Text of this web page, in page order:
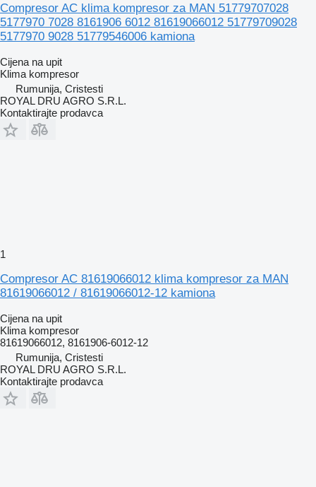
Compresor AC klima kompresor za MAN 51779707028
5177970 7028 8161906 6012 81619066012 51779709028
5177970 9028 51779546006 kamiona
Cijena na upit
Klima kompresor
Rumunija, Cristesti
ROYAL DRU AGRO S.R.L.
Kontaktirajte prodavca
1
Compresor AC 81619066012 klima kompresor za MAN
81619066012 / 81619066012-12 kamiona
Cijena na upit
Klima kompresor
81619066012, 8161906-6012-12
Rumunija, Cristesti
ROYAL DRU AGRO S.R.L.
Kontaktirajte prodavca